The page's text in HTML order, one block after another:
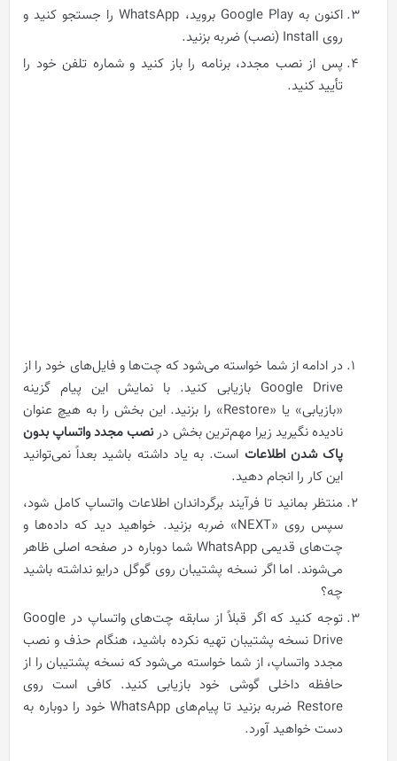
اکنون به Google Play بروید، WhatsApp را جستجو کنید و
روی Install (نصب) ضربه بزنید.
پس از نصب مجدد، برنامه را باز کنید و شماره تلفن خود را
تأیید کنید.
در ادامه از شما خواسته می‌شود که چت‌ها و فایل‌های خود را از
Google Drive بازیابی کنید. با نمایش این پیام گزینه
«بازیابی» یا «Restore» را بزنید. این بخش را به هیچ عنوان
نادیده نگیرید زیرا مهم‌ترین بخش درنصب مجدد واتساپ بدون
پاک شدن اطلاعات است. به یاد داشته باشید بعداً نمی‌توانید
این کار را انجام دهید.
منتظر بمانید تا فرآیند برگرداندان اطلاعات واتساپ کامل شود،
سپس روی «NEXT» ضربه بزنید. خواهید دید که داده‌ها و
چت‌های قدیمی WhatsApp شما دوباره در صفحه اصلی ظاهر
می‌شوند. اما اگر نسخه پشتیبان روی گوگل درایو نداشته باشید
چه؟
توجه کنید که اگر قبلاً از سابقه چت‌های واتساپ در Google
Drive نسخه پشتیبان تهیه نکرده باشید، هنگام حذف و نصب
مجدد واتساپ، از شما خواسته می‌شود که نسخه پشتیبان را از
حافظه داخلی گوشی خود بازیابی کنید. کافی است روی
Restore ضربه بزنید تا پیام‌های WhatsApp خود را دوباره به
دست خواهید آورد.